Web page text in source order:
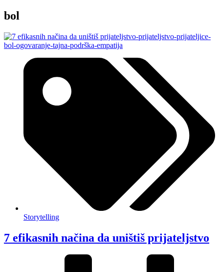
bol
Storytelling
7 efikasnih načina da uništiš prijateljstvo